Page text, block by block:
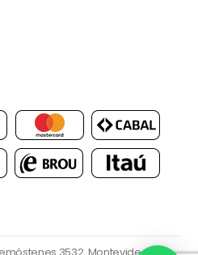
3532, Montevideo.